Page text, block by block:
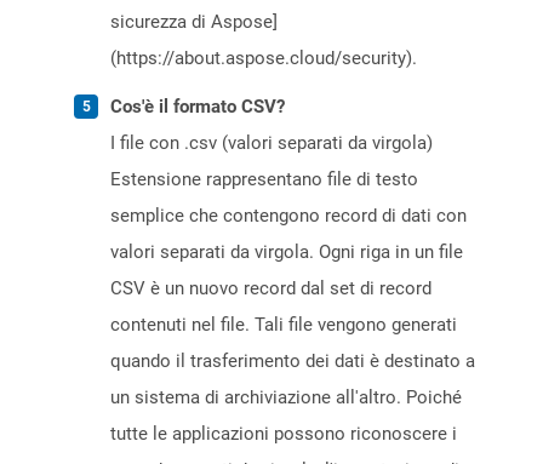
sicurezza di Aspose]
(https://about.aspose.cloud/security).
Cos'è il formato CSV?
I file con .csv (valori separati da virgola)
Estensione rappresentano file di testo
semplice che contengono record di dati con
valori separati da virgola. Ogni riga in un file
CSV è un nuovo record dal set di record
contenuti nel file. Tali file vengono generati
quando il trasferimento dei dati è destinato a
un sistema di archiviazione all'altro. Poiché
tutte le applicazioni possono riconoscere i